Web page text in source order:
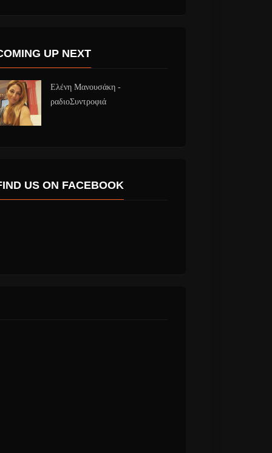
UP NEXT
Ελένη Μανουσάκη -
ραδιοΣυντροφιά
US ON FACEBOOK